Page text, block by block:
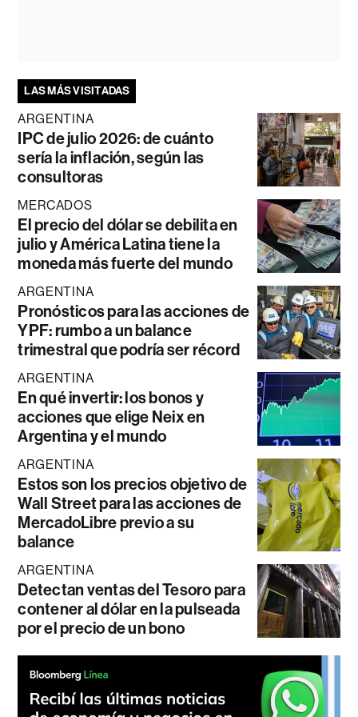
LAS MÁS VISITADAS
ARGENTINA
IPC de julio 2026: de cuánto
sería la inflación, según las
consultoras
MERCADOS
El precio del dólar se debilita en
julio y América Latina tiene la
moneda más fuerte del mundo
ARGENTINA
Pronósticos para las acciones de
YPF: rumbo a un balance
trimestral que podría ser récord
ARGENTINA
En qué invertir: los bonos y
acciones que elige Neix en
Argentina y el mundo
ARGENTINA
Estos son los precios objetivo de
Wall Street para las acciones de
MercadoLibre previo a su
balance
ARGENTINA
Detectan ventas del Tesoro para
contener al dólar en la pulseada
por el precio de un bono